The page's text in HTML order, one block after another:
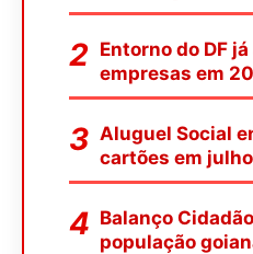
Entorno do DF
empresas em
Aluguel Social
cartões em
Balanço
população